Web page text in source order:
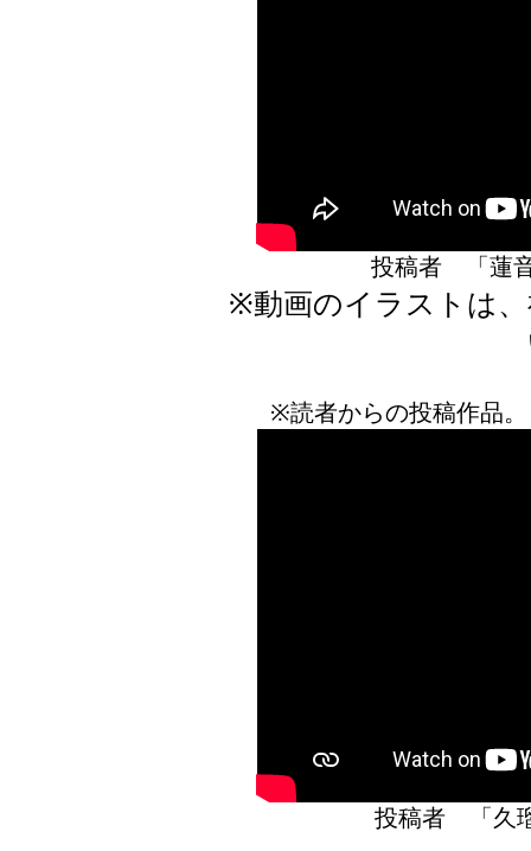
投稿者 「
※動画のイラストは
※読者からの投稿作品
投稿者 「